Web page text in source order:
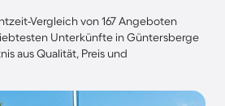
Vergleich von 167 Angeboten
Unterkünfte in Güntersberge
aus Qualität, Preis und